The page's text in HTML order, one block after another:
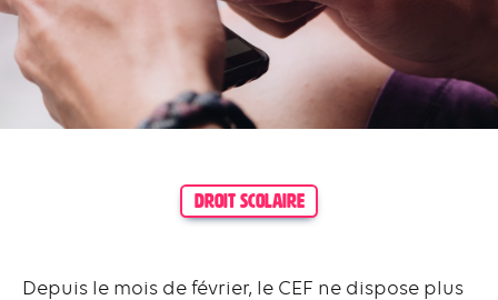
DROIT SCOLAIRE
Depuis le mois de février, le CEF ne dispose plus